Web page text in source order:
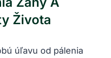
Života
úľavu od pálenia